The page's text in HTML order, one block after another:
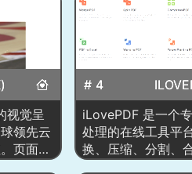
视觉呈
领先云
页面以
# 4
iLovePDF 是一个
处理的在线工具平
换、压缩、分割、